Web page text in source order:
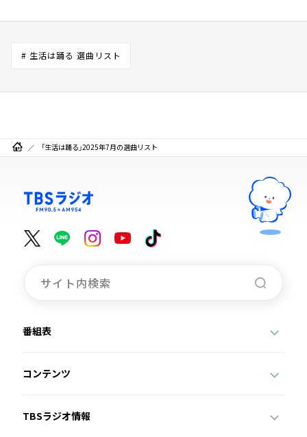
# 生活は踊る 選曲リスト
「生活は踊る」2025年7月の選曲リスト
番組表
コンテンツ
TBSラジオ情報